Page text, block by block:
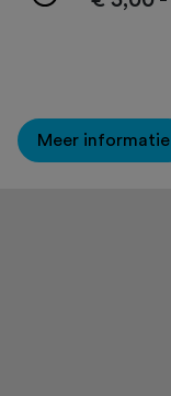
Meer informatie